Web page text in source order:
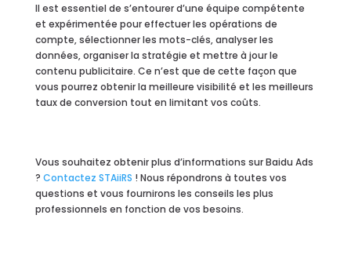
Il est essentiel de s’entourer d’une équipe compétente
et expérimentée pour effectuer les opérations de
compte, sélectionner les mots-clés, analyser les
données, organiser la stratégie et mettre à jour le
contenu publicitaire. Ce n’est que de cette façon que
vous pourrez obtenir la meilleure visibilité et les meilleurs
taux de conversion tout en limitant vos coûts.
Vous souhaitez obtenir plus d’informations sur Baidu Ads
? Contactez STAiiRS ! Nous répondrons à toutes vos
questions et vous fournirons les conseils les plus
professionnels en fonction de vos besoins.